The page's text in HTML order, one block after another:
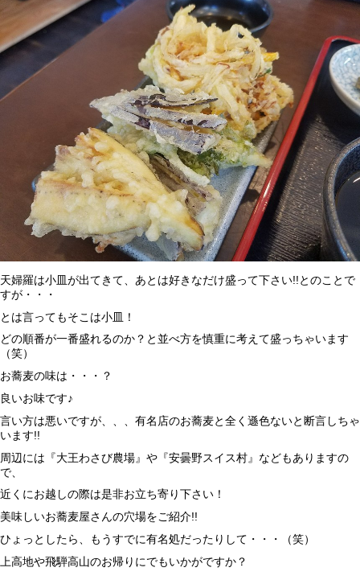
天婦羅は小皿が出てきて、あとは好きなだけ盛って下さい!!とのことで
すが・・・
とは言ってもそこは小皿！
どの順番が一番盛れるのか？と並べ方を慎重に考えて盛っちゃいます
（笑）
お蕎麦の味は・・・？
良いお味です♪
言い方は悪いですが、、、有名店のお蕎麦と全く遜色ないと断言しちゃ
います!!
周辺には『大王わさび農場』や『安曇野スイス村』などもありますの
で、
近くにお越しの際は是非お立ち寄り下さい！
美味しいお蕎麦屋さんの穴場をご紹介!!
ひょっとしたら、もうすでに有名処だったりして・・・（笑）
上高地や飛騨高山のお帰りにでもいかがですか？